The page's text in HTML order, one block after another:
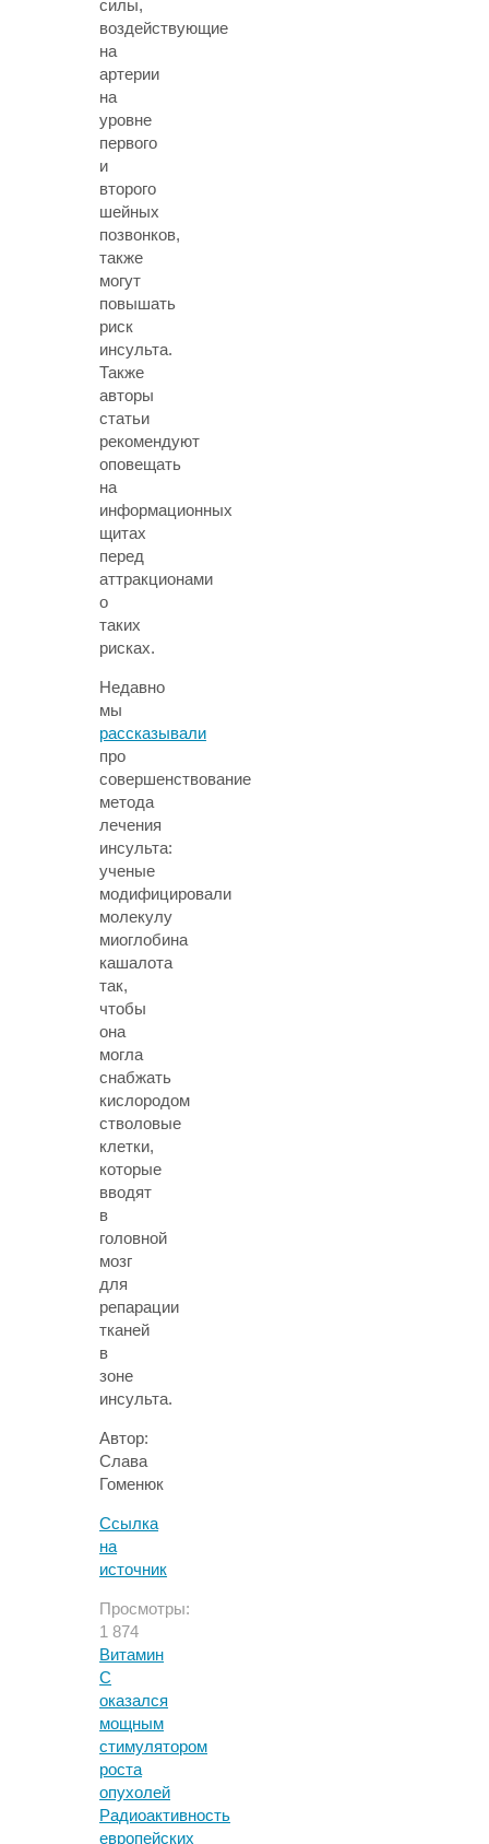
силы,
воздействующие
на
артерии
на
уровне
первого
и
второго
шейных
позвонков,
также
могут
повышать
риск
инсульта.
Также
авторы
статьи
рекомендуют
оповещать
на
информационных
щитах
перед
аттракционами
о
таких
рисках.
Недавно
мы
рассказывали
про
совершенствование
метода
лечения
инсульта:
ученые
модифицировали
молекулу
миоглобина
кашалота
так,
чтобы
она
могла
снабжать
кислородом
стволовые
клетки,
которые
вводят
в
головной
мозг
для
репарации
тканей
в
зоне
инсульта.
Автор:
Слава
Гоменюк
Ссылка
на
источник
Просмотры:
1 874
Витамин
С
оказался
мощным
стимулятором
роста
опухолей
Радиоактивность
европейских